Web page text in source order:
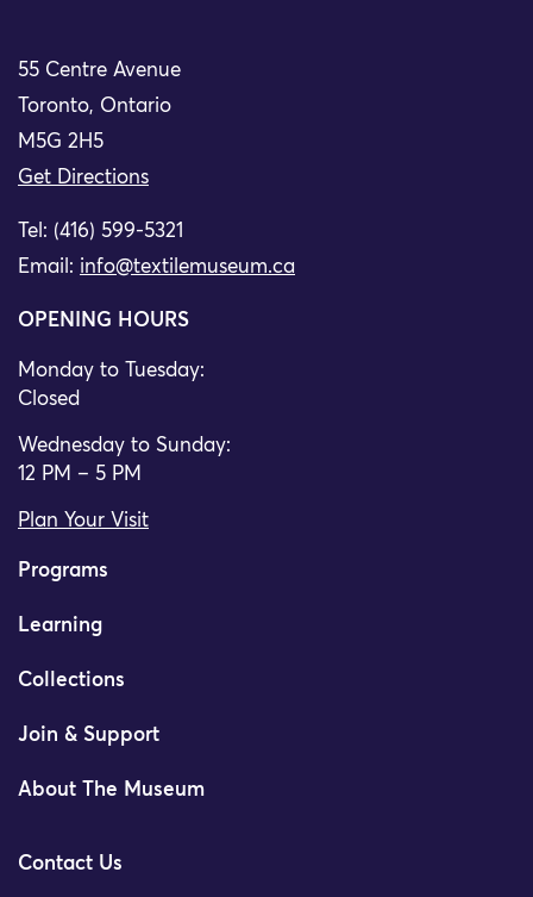
55 Centre Avenue
Toronto, Ontario
M5G 2H5
Get Directions
Tel: (416) 599-5321
Email: info@textilemuseum.ca
OPENING HOURS
Monday to Tuesday:
Closed
Wednesday to Sunday:
12 PM – 5 PM
Plan Your Visit
Programs
Learning
Collections
Join & Support
About The Museum
Contact Us